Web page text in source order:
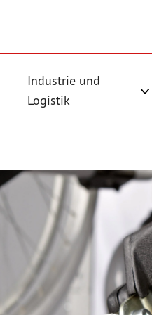
Untermenü für Kategorie
Industrie und
Logistik